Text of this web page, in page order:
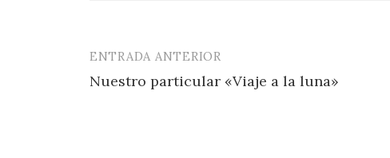
Navegación
de
ENTRADA ANTERIOR
Nuestro particular «Viaje a la luna»